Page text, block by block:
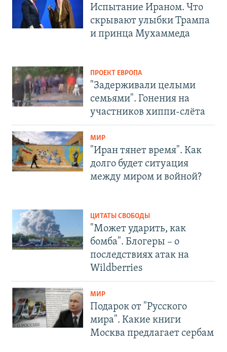
Испытание Ираном. Что
скрывают улыбки Трампа
и принца Мухаммеда
ПРОЕКТ ЕВРОПА
"Задерживали целыми
семьями". Гонения на
участников хиппи-слёта
МИР
"Иран тянет время". Как
долго будет ситуация
между миром и войной?
ЦИТАТЫ СВОБОДЫ
"Может ударить, как
бомба". Блогеры – о
последствиях атак на
Wildberries
МИР
Подарок от "Русского
мира". Какие книги
Москва предлагает сербам